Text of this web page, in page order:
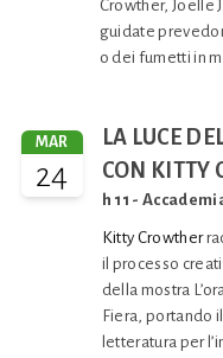
Crowther, Joëlle
guidate
o dei fumetti in
MAR
24
LA LUCE
CON KITTY
h 11 -
Kitty Crowther
il processo
della mostra
Fiera, portando
letteratura per